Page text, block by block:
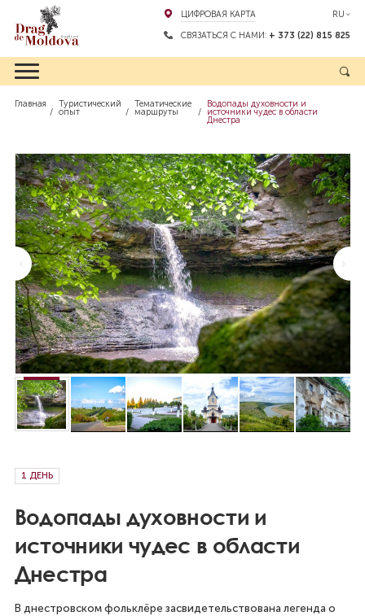
СВЯЗАТЬСЯ С НАМИ: + 373 (22) 815 825
ЦИФРОВАЯ КАРТА RU
Главная Туристический
опыт
Тематические
маршруты
Водопады духовности и
источники чудес в области
Днестра
1 ДЕНЬ
Водопады духовности и
источники чудес в области
Днестра
В днестровском фольклёре засвидетельствована легенда о